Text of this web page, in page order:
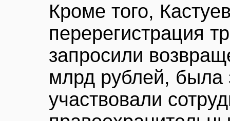
Кроме того,
перерегистрация
запросили
млрд рублей, была
участвовали